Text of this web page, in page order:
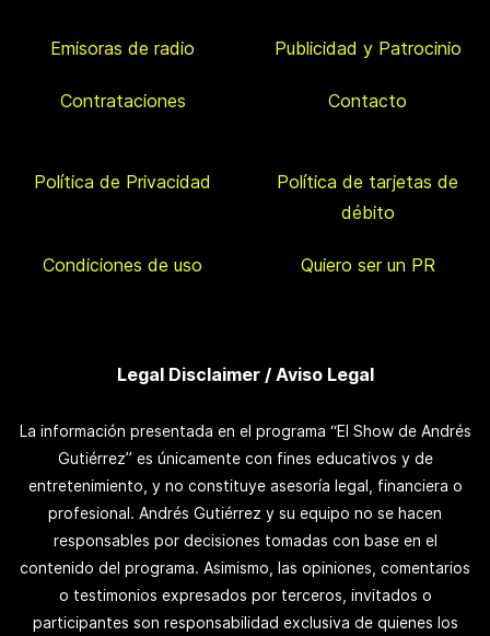
Emisoras de radio Publicidad y Patrocinio
Contrataciones Contacto
Política de Privacidad
Política de tarjetas de
débito
Condiciones de uso Quiero ser un PR
Legal Disclaimer / Aviso Legal
La información presentada en el programa “El Show de Andrés
Gutiérrez” es únicamente con fines educativos y de
entretenimiento, y no constituye asesoría legal, financiera o
profesional. Andrés Gutiérrez y su equipo no se hacen
responsables por decisiones tomadas con base en el
contenido del programa. Asimismo, las opiniones, comentarios
o testimonios expresados por terceros, invitados o
participantes son responsabilidad exclusiva de quienes los